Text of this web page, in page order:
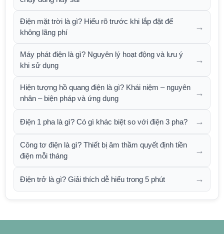
Điện mặt trời là gì? Hiểu rõ trước khi lắp đặt để
không lãng phí
→
Máy phát điện là gì? Nguyên lý hoạt động và lưu ý
khi sử dụng
→
Hiện tượng hồ quang điện là gì? Khái niệm – nguyên
nhân – biện pháp và ứng dụng
→
Điện 1 pha là gì? Có gì khác biệt so với điện 3 pha? →
Công tơ điện là gì? Thiết bị âm thầm quyết định tiền
điện mỗi tháng
→
Điện trở là gì? Giải thích dễ hiểu trong 5 phút →